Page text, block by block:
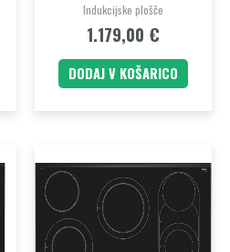
Indukcijske plošče
1.179,00 €
DODAJ V KOŠARICO